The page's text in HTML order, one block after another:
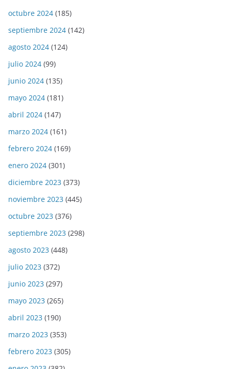
octubre 2024 (185)
septiembre 2024 (142)
agosto 2024 (124)
julio 2024 (99)
junio 2024 (135)
mayo 2024 (181)
abril 2024 (147)
marzo 2024 (161)
febrero 2024 (169)
enero 2024 (301)
diciembre 2023 (373)
noviembre 2023 (445)
octubre 2023 (376)
septiembre 2023 (298)
agosto 2023 (448)
julio 2023 (372)
junio 2023 (297)
mayo 2023 (265)
abril 2023 (190)
marzo 2023 (353)
febrero 2023 (305)